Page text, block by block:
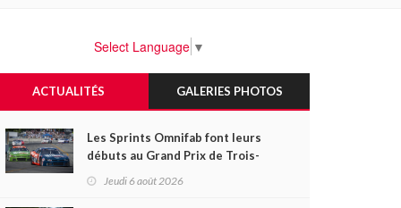
Select Language ▼
ACTUALITÉS GALERIES PHOTOS
Les Sprints Omnifab font leurs
débuts au Grand Prix de Trois-
Rivières avec un format inspiré
Jeudi 6 août 2026